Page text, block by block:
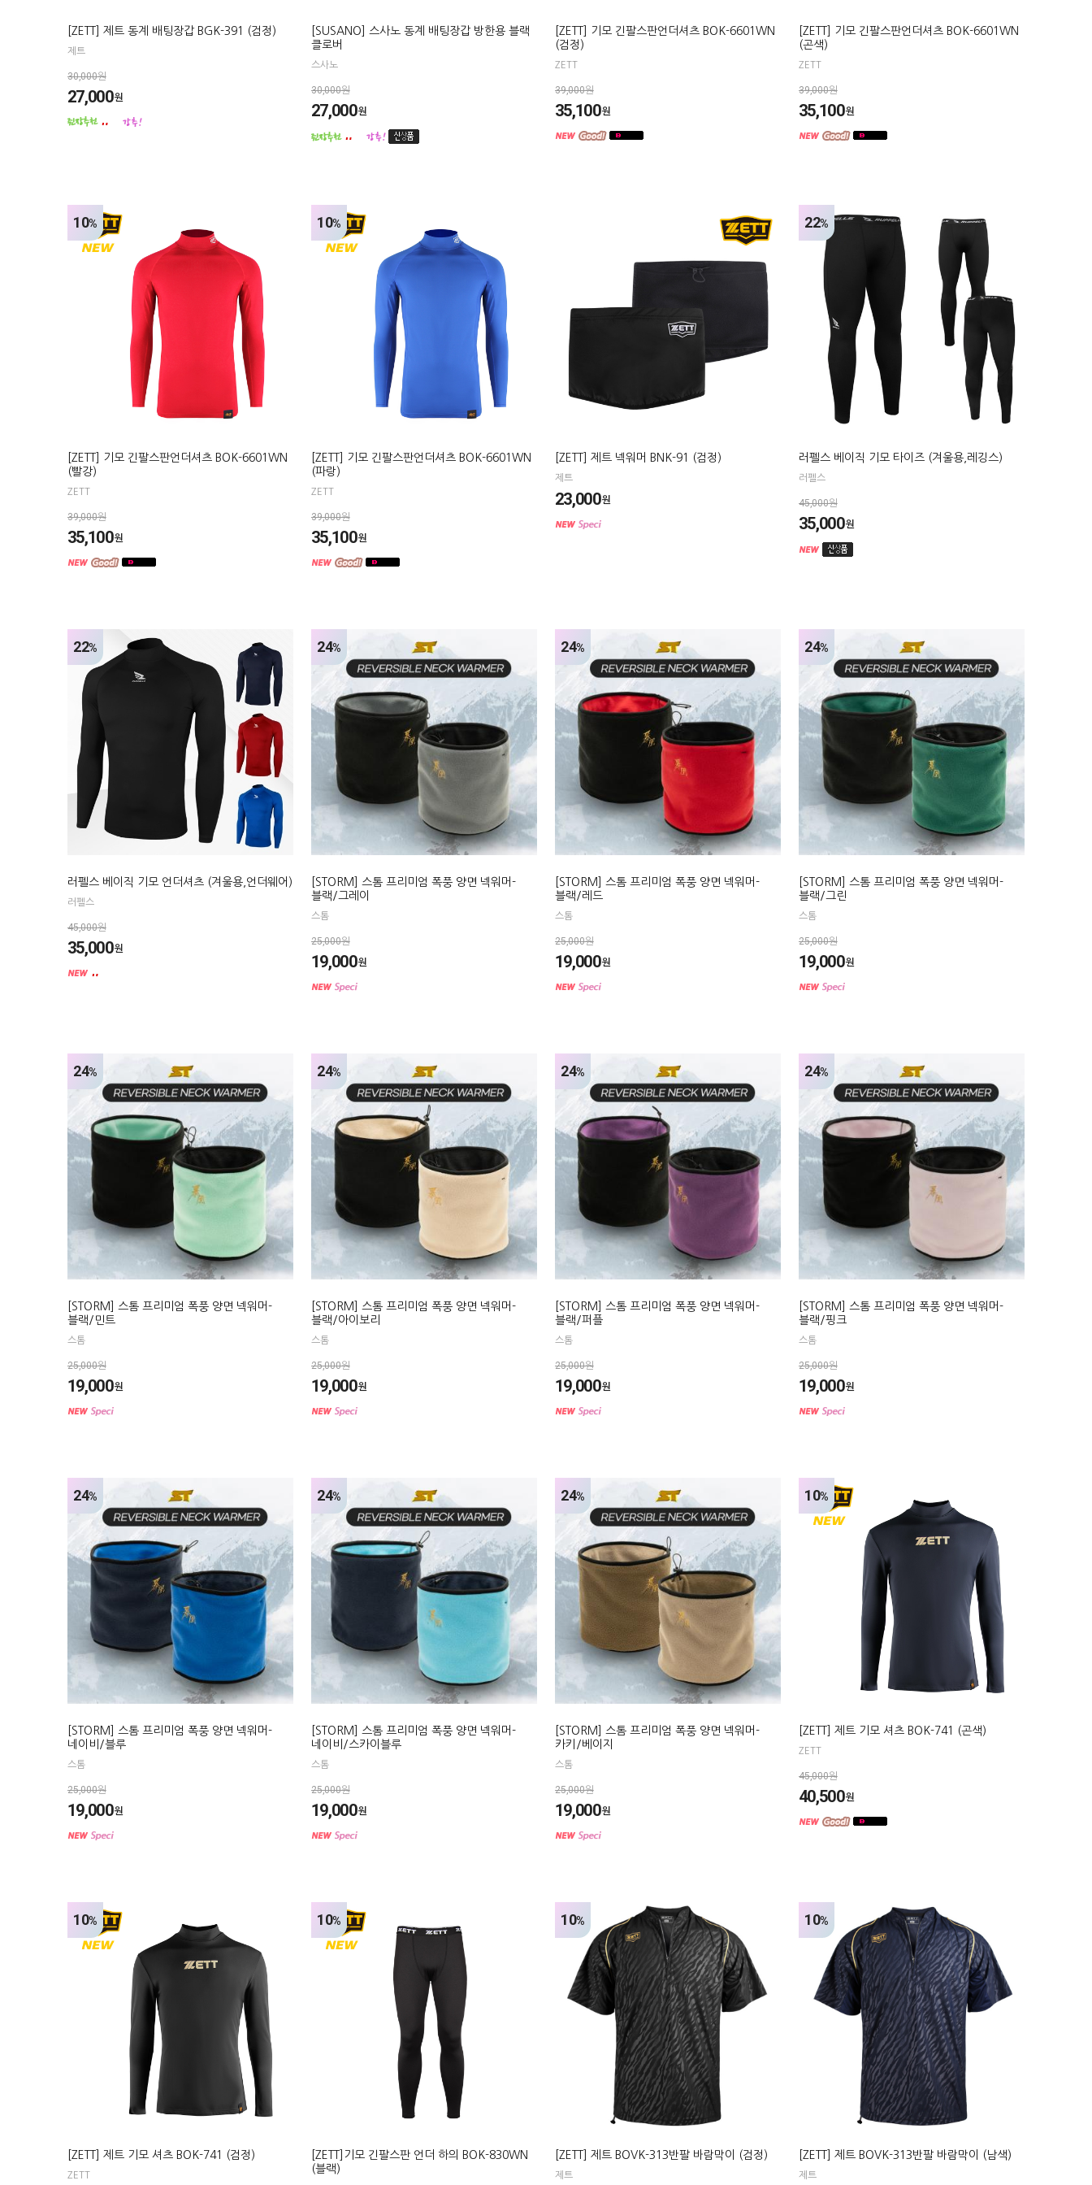
[ZETT] 제트 동계 배팅장갑 BGK-391 (검정)
제트
30,000원
27,000원
[SUSANO] 스사노 동계 배팅장갑 방한용 블랙
클로버
스사노
30,000원
27,000원
[ZETT] 기모 긴팔스판언더셔츠 BOK-6601WN
(검정)
ZETT
39,000원
35,100원
[ZETT] 기모 긴팔스판언더셔츠 BOK-6601WN
(곤색)
ZETT
39,000원
35,100원
10%
[ZETT] 기모 긴팔스판언더셔츠 BOK-6601WN
(빨강)
ZETT
39,000원
35,100원
10%
[ZETT] 기모 긴팔스판언더셔츠 BOK-6601WN
(파랑)
ZETT
39,000원
35,100원
[ZETT] 제트 넥워머 BNK-91 (검정)
제트
23,000원
22%
러펠스 베이직 기모 타이즈 (겨울용,레깅스)
러펠스
45,000원
35,000원
22%
러펠스 베이직 기모 언더셔츠 (겨울용,언더웨어)
러펠스
45,000원
35,000원
24%
[STORM] 스톰 프리미엄 폭풍 양면 넥워머-
블랙/그레이
스톰
25,000원
19,000원
24%
[STORM] 스톰 프리미엄 폭풍 양면 넥워머-
블랙/레드
스톰
25,000원
19,000원
24%
[STORM] 스톰 프리미엄 폭풍 양면 넥워머-
블랙/그린
스톰
25,000원
19,000원
24%
[STORM] 스톰 프리미엄 폭풍 양면 넥워머-
블랙/민트
스톰
25,000원
19,000원
24%
[STORM] 스톰 프리미엄 폭풍 양면 넥워머-
블랙/아이보리
스톰
25,000원
19,000원
24%
[STORM] 스톰 프리미엄 폭풍 양면 넥워머-
블랙/퍼플
스톰
25,000원
19,000원
24%
[STORM] 스톰 프리미엄 폭풍 양면 넥워머-
블랙/핑크
스톰
25,000원
19,000원
24%
[STORM] 스톰 프리미엄 폭풍 양면 넥워머-
네이비/블루
스톰
25,000원
19,000원
24%
[STORM] 스톰 프리미엄 폭풍 양면 넥워머-
네이비/스카이블루
스톰
25,000원
19,000원
24%
[STORM] 스톰 프리미엄 폭풍 양면 넥워머-
카키/베이지
스톰
25,000원
19,000원
10%
[ZETT] 제트 기모 셔츠 BOK-741 (곤색)
ZETT
45,000원
40,500원
10%
[ZETT] 제트 기모 셔츠 BOK-741 (검정)
ZETT
10%
[ZETT]기모 긴팔스판 언더 하의 BOK-830WN
(블랙)
10%
[ZETT] 제트 BOVK-313반팔 바람막이 (검정)
제트
10%
[ZETT] 제트 BOVK-313반팔 바람막이 (남색)
제트